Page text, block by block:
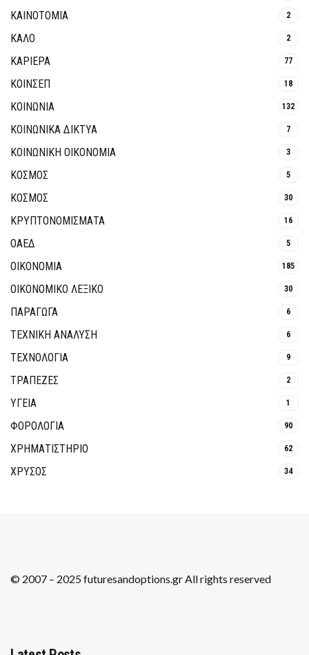
ΚΑΙΝΟΤΟΜΊΑ 2
ΚΑΛΟ 2
ΚΑΡΙΕΡΑ 77
ΚΟΙΝΣΕΠ 18
ΚΟΙΝΩΝΙΑ 132
ΚΟΙΝΩΝΙΚΆ ΔΊΚΤΥΑ 7
ΚΟΙΝΩΝΙΚΉ ΟΙΚΟΝΟΜΊΑ 3
ΚΟΣΜΟΣ 5
ΚΟΣΜΟΣ 30
ΚΡΥΠΤΟΝΟΜΊΣΜΑΤΑ 16
ΟΑΕΔ 5
ΟΙΚΟΝΟΜΙΑ 185
ΟΙΚΟΝΟΜΙΚΟ ΛΕΞΙΚΟ 30
ΠΑΡΑΓΩΓΑ 6
ΤΕΧΝΙΚΗ ΑΝΑΛΥΣΗ 6
ΤΕΧΝΟΛΟΓΙΑ 9
ΤΡΆΠΕΖΕΣ 2
ΥΓΕΙΑ 1
ΦΟΡΟΛΟΓΙΑ 90
ΧΡΗΜΑΤΙΣΤΗΡΙΟ 62
ΧΡΥΣΟΣ 34
© 2007 – 2025 futuresandoptions.gr All rights reserved